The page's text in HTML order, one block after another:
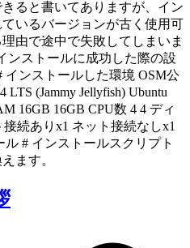
ると書いてありますが、イン
いるバージョンが古く使用可
由で途中で失敗してしまいま
ンストールに成功した際の設
ンストールした環境 OSM公
LTS (Jammy Jellyfish) Ubuntu
16GB 16GB CPU数 4 4 ディ
続ありx1 ネット接続なしx1
# インストールスクリプト
ます。